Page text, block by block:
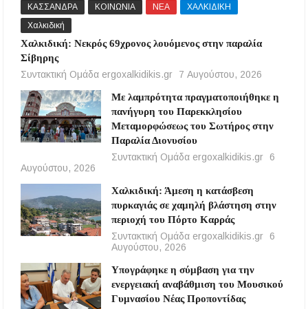
ΚΑΣΣΑΝΔΡΑ ΚΟΙΝΩΝΙΑ ΝΕΑ
ΧΑΛΚΙΔΙΚΗ
Χαλκιδική
Χαλκιδική: Νεκρός 69χρονος λουόμενος στην παραλία
Σίβηρης
Συντακτική Ομάδα ergoxalkidikis.gr
7 Αυγούστου, 2026
Με λαμπρότητα πραγματοποιήθηκε η
πανήγυρη του Παρεκκλησίου
Μεταμορφώσεως του Σωτήρος στην
Παραλία Διονυσίου
Συντακτική Ομάδα ergoxalkidikis.gr
6
Αυγούστου, 2026
Χαλκιδική: Άμεση η κατάσβεση
πυρκαγιάς σε χαμηλή βλάστηση στην
περιοχή του Πόρτο Καρράς
Συντακτική Ομάδα ergoxalkidikis.gr
6
Αυγούστου, 2026
Υπογράφηκε η σύμβαση για την
ενεργειακή αναβάθμιση του Μουσικού
Γυμνασίου Νέας Προποντίδας